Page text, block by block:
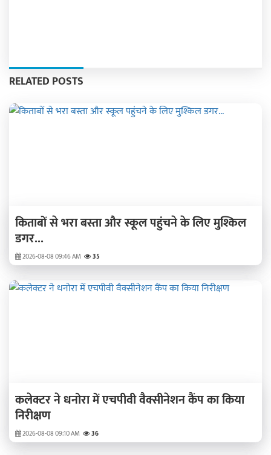
RELATED POSTS
किताबों से भरा बस्ता और स्कूल पहुंचने के लिए मुश्किल
डगर...
2026-08-08 09:46 AM 35
कलेक्टर ने धनोरा में एचपीवी वैक्सीनेशन कैंप का किया
निरीक्षण
2026-08-08 09:10 AM 36